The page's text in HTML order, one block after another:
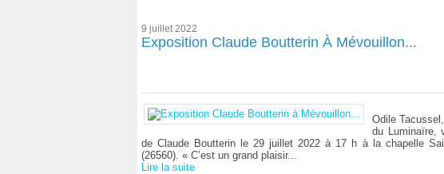
9 juillet 2022
Exposition Claude Boutterin À Mévouillon...
Odile
du Luminaïre,
de Claude Boutterin le 29 juillet 2022 à 17 h à la chapelle
(26560). « C’est un grand plaisir...
Lire la suite